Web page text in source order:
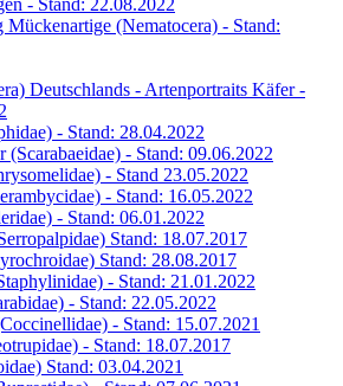
- Stand: 22.08.2022
Mückenartige (Nematocera) - Stand:
Deutschlands - Artenportraits Käfer -
- Stand: 28.04.2022
(Scarabaeidae) - Stand: 09.06.2022
- Stand 23.05.2022
- Stand: 16.05.2022
- Stand: 06.01.2022
Stand: 18.07.2017
Stand: 28.08.2017
- Stand: 21.01.2022
- Stand: 22.05.2022
- Stand: 15.07.2021
- Stand: 18.07.2017
Stand: 03.04.2021